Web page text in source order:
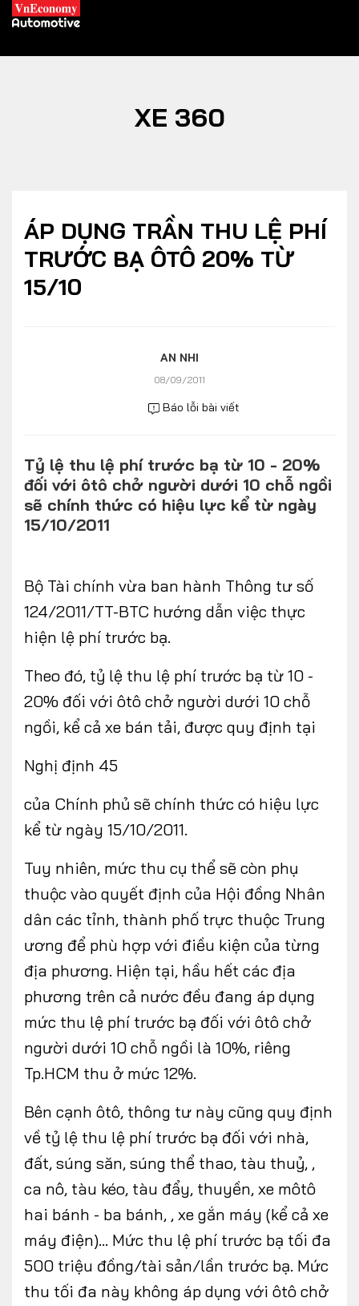
Tiêu điểm
XE XANH
Xe điện
THỊ TRƯỜNG XE
Quản trị
Infographics
Album ảnh
TRA CỨU XE
HÃNG XE
DÒNG XE
FOLLOW US
Facebook Youtube
CONTACT US
0972271616
ngocvu.vneconomy@gmail.com
XE 360
ÁP DỤNG TRẦN THU LỆ PHÍ
TRƯỚC BẠ ÔTÔ 20% TỪ
15/10
AN NHI
08/09/2011
Báo lỗi bài viết
Tỷ lệ thu lệ phí trước bạ từ 10 - 20%
đối với ôtô chở người dưới 10 chỗ ngồi
sẽ chính thức có hiệu lực kể từ ngày
15/10/2011
Bộ Tài chính vừa ban hành Thông tư số
124/2011/TT-BTC hướng dẫn việc thực
hiện lệ phí trước bạ.
Theo đó, tỷ lệ thu lệ phí trước bạ từ 10 -
20% đối với ôtô chở người dưới 10 chỗ
ngồi, kể cả xe bán tải, được quy định tại
Nghị định 45
của Chính phủ sẽ chính thức có hiệu lực
kể từ ngày 15/10/2011.
Tuy nhiên, mức thu cụ thể sẽ còn phụ
thuộc vào quyết định của Hội đồng Nhân
dân các tỉnh, thành phố trực thuộc Trung
ương để phù hợp với điều kiện của từng
địa phương. Hiện tại, hầu hết các địa
phương trên cả nước đều đang áp dụng
mức thu lệ phí trước bạ đối với ôtô chở
người dưới 10 chỗ ngồi là 10%, riêng
Tp.HCM thu ở mức 12%.
Bên cạnh ôtô, thông tư này cũng quy định
về tỷ lệ thu lệ phí trước bạ đối với nhà,
đất, súng săn, súng thể thao, tàu thuỷ, ,
ca nô, tàu kéo, tàu đẩy, thuyền, xe môtô
hai bánh - ba bánh, , xe gắn máy (kể cả xe
máy điện)… Mức thu lệ phí trước bạ tối đa
500 triệu đồng/tài sản/lần trước bạ. Mức
thu tối đa này không áp dụng với ôtô chở